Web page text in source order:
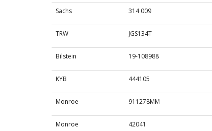
Sachs 314 009
TRW JGS134T
Bilstein 19-108988
KYB 444105
Monroe 911278MM
Monroe 42041